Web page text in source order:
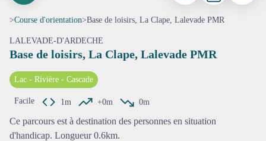
>Course d'orientation>Base de loisirs, La Clape, Lalevade PMR
LALEVADE-D'ARDECHE
Base de loisirs, La Clape, Lalevade PMR
Lac - Rivière - Cascade
Facile 1m +0m 0m
Ce parcours est à destination des personnes en situation
d'handicap. Longueur 0.6km.